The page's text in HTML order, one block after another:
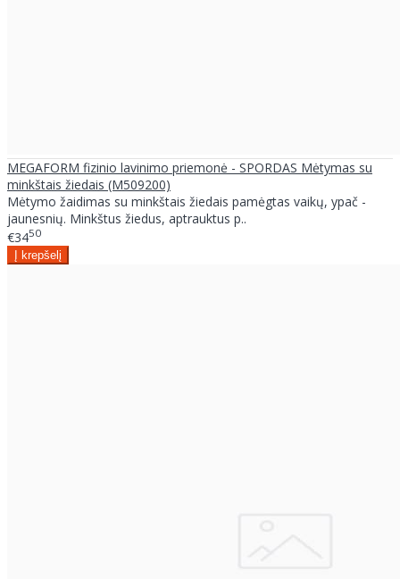
MEGAFORM fizinio lavinimo priemonė - SPORDAS Mėtymas su
minkštais žiedais (M509200)
Mėtymo žaidimas su minkštais žiedais pamėgtas vaikų, ypač -
jaunesnių. Minkštus žiedus, aptrauktus p..
€3450